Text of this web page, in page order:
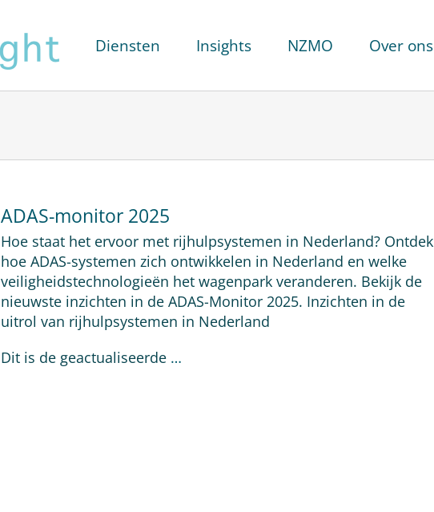
Diensten Insights NZMO Over ons
ADAS-monitor 2025
Hoe staat het ervoor met rijhulpsystemen in Nederland? Ontdek
hoe ADAS-systemen zich ontwikkelen in Nederland en welke
veiligheidstechnologieën het wagenpark veranderen. Bekijk de
nieuwste inzichten in de ADAS-Monitor 2025. Inzichten in de
uitrol van rijhulpsystemen in Nederland
Dit is de geactualiseerde …